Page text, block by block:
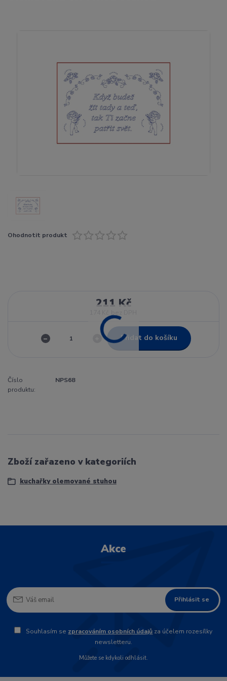
Ohodnotit produkt
211 Kč
bez DPH
Přidat do košíku
Číslo
produktu:
NPS68
Zboží zařazeno v kategoriích
kuchařky olemované stuhou
Akce
Přihlásit se
Souhlasím se zpracováním osobních údajů za účelem rozesílky
newsletteru.
Můžete se kdykoli odhlásit.